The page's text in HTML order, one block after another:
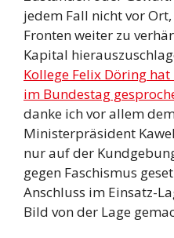
jedem Fall nicht vor
Fronten weiter zu
Kapital
Kollege Felix Döring
im Bundestag
danke ich vor allem
Ministerpräsident
nur auf der
gegen Faschismus
Anschluss im Einsatz-
Bild von der Lage